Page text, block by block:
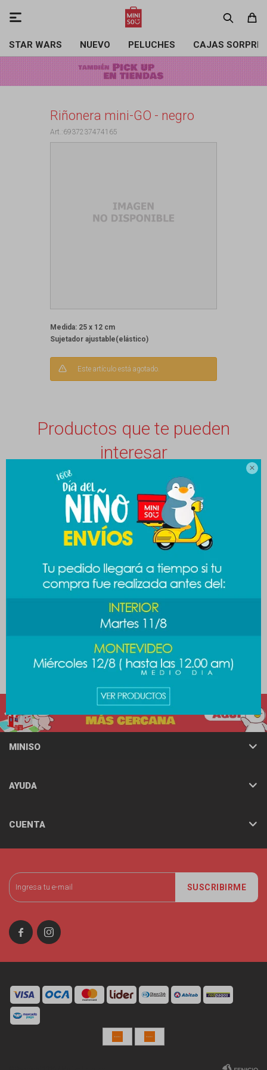

STAR WARS NUEVO PELUCHES CAJAS

Riñonera mini-GO - negro
6937237474165
Medida: 25 x 12 cm
Sujetador ajustable(elástico)
Este artículo está agotado.
Productos que te pueden
interesar
Llavero mini espejo Barbie Lunchera Sanrio - Melody
SUSCRIBIRME
 
MINISO
AYUDA
CUENTA